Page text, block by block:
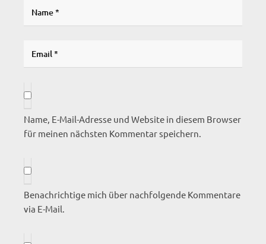
Name, E-Mail-Adresse und Website in diesem Browser
für meinen nächsten Kommentar speichern.
Benachrichtige mich über nachfolgende Kommentare
via E-Mail.